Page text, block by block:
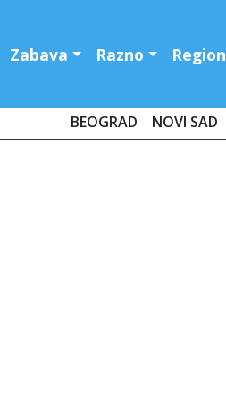
Zabava Razno Region
BEOGRAD NOVI SAD